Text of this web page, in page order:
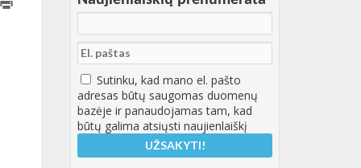
Sutinku, kad mano el. pašto
adresas būtų saugomas duomenų
bazėje ir panaudojamas tam, kad
būtų galima atsiųsti naujienlaiškį